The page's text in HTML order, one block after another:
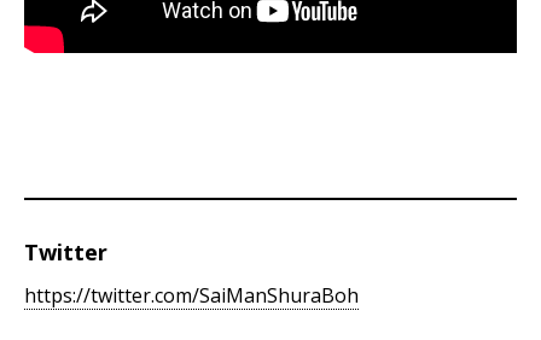
Twitter
https://twitter.com/SaiManShuraBoh